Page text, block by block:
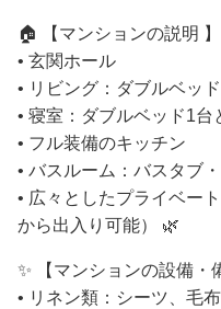
🏠 【 マンションの説明 】
• 玄関ホール
• リビング：ダブルベッ
• 寝室：ダブルベッド1台
• フル装備のキッチン
• バスルーム：バスタブ
• 広々としたプライベー
から出入り可能） 🌿
✨ 【 マンションの設備・
• リネン類：シーツ、毛